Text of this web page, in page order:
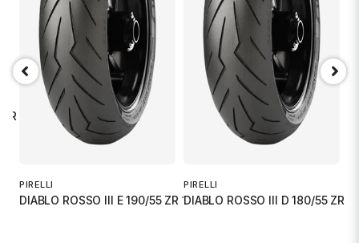
Ja, ni får publicera min fråga
Skicka fråga
1
PIRELLI
DIABLO ROSSO III E 190/55 ZR 1
PIRELLI
DIABLO ROSSO III D 180/55 ZR 1